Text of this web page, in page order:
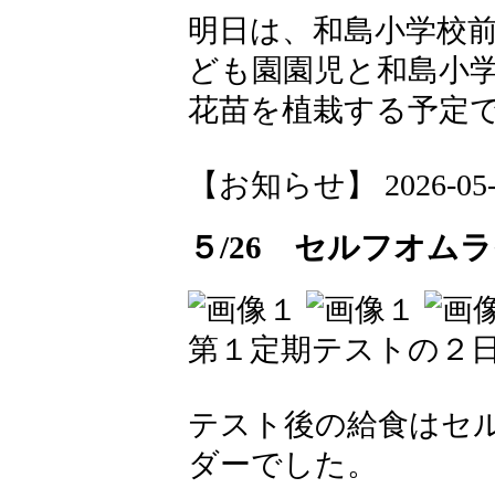
明日は、和島小学校
ども園園児と和島小
花苗を植栽する予定
【お知らせ】 2026-
５/26 セルフオム
第１定期テストの２
テスト後の給食はセ
ダーでした。